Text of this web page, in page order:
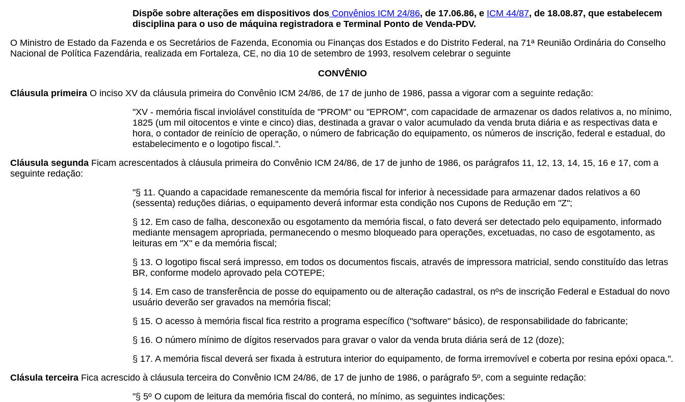
Dispõe sobre alterações em dispositivos dos Convênios ICM 24/86, de 17.06.86, e ICM 44/87, de 18.08.87, que estabelecem
disciplina para o uso de máquina registradora e Terminal Ponto de Venda-PDV.
O Ministro de Estado da Fazenda e os Secretários de Fazenda, Economia ou Finanças dos Estados e do Distrito Federal, na 71ª Reunião Ordinária do Conselho
Nacional de Política Fazendária, realizada em Fortaleza, CE, no dia 10 de setembro de 1993, resolvem celebrar o seguinte
CONVÊNIO
Cláusula primeira O inciso XV da cláusula primeira do Convênio ICM 24/86, de 17 de junho de 1986, passa a vigorar com a seguinte redação:
"XV - memória fiscal inviolável constituída de "PROM" ou "EPROM", com capacidade de armazenar os dados relativos a, no mínimo,
1825 (um mil oitocentos e vinte e cinco) dias, destinada a gravar o valor acumulado da venda bruta diária e as respectivas data e
hora, o contador de reinício de operação, o número de fabricação do equipamento, os números de inscrição, federal e estadual, do
estabelecimento e o logotipo fiscal.".
Cláusula segunda Ficam acrescentados à cláusula primeira do Convênio ICM 24/86, de 17 de junho de 1986, os parágrafos 11, 12, 13, 14, 15, 16 e 17, com a
seguinte redação:
"§ 11. Quando a capacidade remanescente da memória fiscal for inferior à necessidade para armazenar dados relativos a 60
(sessenta) reduções diárias, o equipamento deverá informar esta condição nos Cupons de Redução em "Z";
§ 12. Em caso de falha, desconexão ou esgotamento da memória fiscal, o fato deverá ser detectado pelo equipamento, informado
mediante mensagem apropriada, permanecendo o mesmo bloqueado para operações, excetuadas, no caso de esgotamento, as
leituras em "X" e da memória fiscal;
§ 13. O logotipo fiscal será impresso, em todos os documentos fiscais, através de impressora matricial, sendo constituído das letras
BR, conforme modelo aprovado pela COTEPE;
§ 14. Em caso de transferência de posse do equipamento ou de alteração cadastral, os nºs de inscrição Federal e Estadual do novo
usuário deverão ser gravados na memória fiscal;
§ 15. O acesso à memória fiscal fica restrito a programa específico ("software" básico), de responsabilidade do fabricante;
§ 16. O número mínimo de dígitos reservados para gravar o valor da venda bruta diária será de 12 (doze);
§ 17. A memória fiscal deverá ser fixada à estrutura interior do equipamento, de forma irremovível e coberta por resina epóxi opaca.".
Clásula terceira Fica acrescido à cláusula terceira do Convênio ICM 24/86, de 17 de junho de 1986, o parágrafo 5º, com a seguinte redação:
"§ 5º O cupom de leitura da memória fiscal do conterá, no mínimo, as seguintes indicações: